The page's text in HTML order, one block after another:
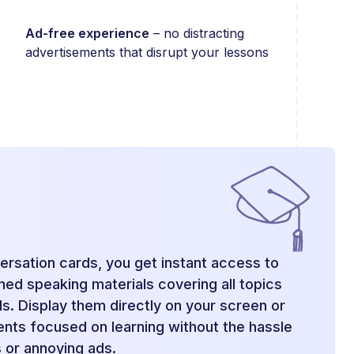
Ad-free experience – no distracting
advertisements that disrupt your lessons
cards, you get instant access to
speaking materials covering all topics
Display them directly on your screen or
focused on learning without the hassle
annoying ads.